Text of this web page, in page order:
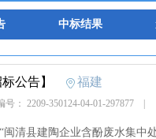
中标结果
标公告】 福建
号： 2209-350124-04-01-297877
闽清县建陶企业含酚废水集中